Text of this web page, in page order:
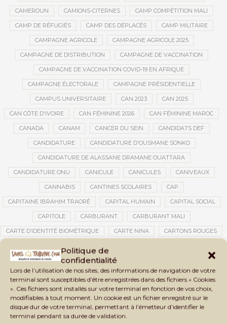
Politique de
confidentialité
Lors de l’utilisation de nos sites, des informations de navigation de votre
terminal sont susceptibles d’être enregistrées dans des fichiers « Cookies
». Ces fichiers sont installés sur votre terminal en fonction de vos choix,
modifiables à tout moment. Un cookie est un fichier enregistré sur le
disque dur de votre terminal, permettant à l’émetteur d’identifier le
terminal pendant sa durée de validation.
CAMEROUN CAMIONS-CITERNES CAMP COMPÉTITION MALI
CAMP DE RÉFUGIÉS CAMP DES DÉPLACÉS CAMP MILITAIRE
CAMPAGNE AGRICOLE CAMPAGNE AGRICOLE 2025
CAMPAGNE DE DISTRIBUTION CAMPAGNE DE VACCINATION
CAMPAGNE DE VACCINATION COVID-19 EN AFRIQUE
CAMPAGNE ÉLECTORALE CAMPAGNE PRÉSIDENTIELLE
CAMPUS UNIVERSITAIRE CAN 2023 CAN 2025
CAN CÔTE D'IVOIRE CAN FÉMININE 2026 CAN FÉMININE MAROC
CANADA CANAM CANCER DU SEIN CANDIDATS DEF
CANDIDATURE CANDIDATURE D'OUSMANE SONKO
CANDIDATURE DE ALASSANE DRAMANE OUATTARA
CANDIDATURE ONU CANICULE CANICULES CANIVEAUX
CANNABIS CANTINES SCOLAIRES CAP
CAPITAINE IBRAHIM TRAORÉ CAPITAL HUMAIN CAPITAL SOCIAL
CAPITOLE CARBURANT CARBURANT MALI
CARTE D’IDENTITÉ BIOMÉTRIQUE CARTE NINA CARTONS ROUGES
CATASTROPHES CLIMATIQUES
CAUTION 10 000 DOLLARS CAUTION DE VISA CDAT CECOGEC
CÉDÉAO CEDEAO CEI CÉLÉBRATION NATIONALE CEMAC
CEMAPI CEN-SNESUP CENOU CENSURE
CENTRAFRIQUE CENTRALE SOLAIRE